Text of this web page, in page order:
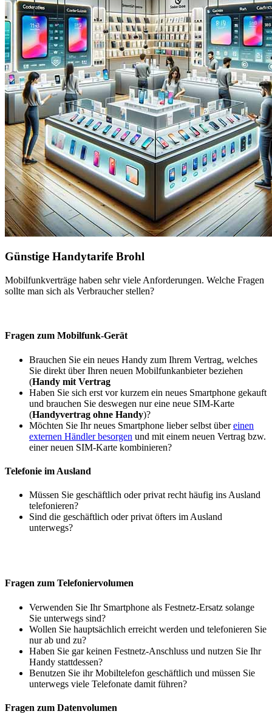
Günstige Handytarife Brohl
Mobilfunkverträge haben sehr viele Anforderungen. Welche Fragen
sollte man sich als Verbraucher stellen?
Fragen zum Mobilfunk-Gerät
Brauchen Sie ein neues Handy zum Ihrem Vertrag, welches
Sie direkt über Ihren neuen Mobilfunkanbieter beziehen
(Handy mit Vertrag
Haben Sie sich erst vor kurzem ein neues Smartphone gekauft
und brauchen Sie deswegen nur eine neue SIM-Karte
(Handyvertrag ohne Handy)?
Möchten Sie Ihr neues Smartphone lieber selbst übereinen
externen Händler besorgen und mit einem neuen Vertrag bzw.
einer neuen SIM-Karte kombinieren?
Telefonie im Ausland
Müssen Sie geschäftlich oder privat recht häufig ins Ausland
telefonieren?
Sind die geschäftlich oder privat öfters im Ausland
unterwegs?
Fragen zum Telefoniervolumen
Verwenden Sie Ihr Smartphone als Festnetz-Ersatz solange
Sie unterwegs sind?
Wollen Sie hauptsächlich erreicht werden und telefonieren Sie
nur ab und zu?
Haben Sie gar keinen Festnetz-Anschluss und nutzen Sie Ihr
Handy stattdessen?
Benutzen Sie ihr Mobiltelefon geschäftlich und müssen Sie
unterwegs viele Telefonate damit führen?
Fragen zum Datenvolumen